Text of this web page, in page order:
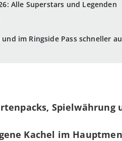
Alle Superstars und Legenden
und im Ringside Pass schneller
Spielwährung
Kachel im